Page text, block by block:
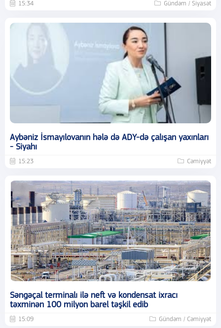
15:34 Gündəm / Siyasət
Aybəniz İsmayılovanın hələ də ADY-də çalışan yaxınları
- Siyahı
15:23 Cəmiyyət
Səngəçal terminalı ilə neft və kondensat ixracı
təxminən 100 milyon barel təşkil edib
15:09 Gündəm / Cəmiyyət